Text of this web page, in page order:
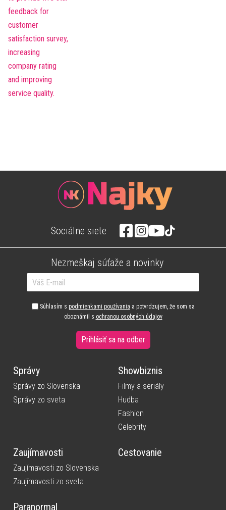
Sociálne siete
Nezmeškaj súťaže a novinky
Súhlasím s podmienkami používania a potvrdzujem, že som sa
oboznámil s ochranou osobných údajov
Prihlásiť sa na odber
Správy
Správy zo Slovenska
Správy zo sveta
Showbiznis
Filmy a seriály
Hudba
Fashion
Celebrity
Zaujímavosti
Zaujímavosti zo Slovenska
Zaujímavosti zo sveta
Cestovanie
Paranormal